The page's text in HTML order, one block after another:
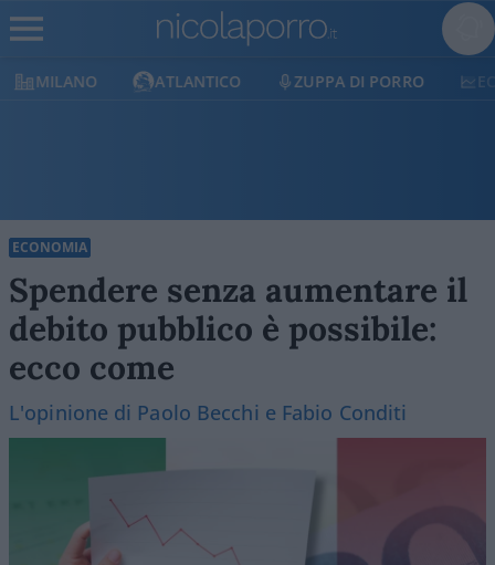
MILANO ATLANTICO ZUPPA DI PORRO
ECONOMIA
Spendere senza aumentare il
debito pubblico è possibile:
ecco come
L'opinione di Paolo Becchi e Fabio Conditi